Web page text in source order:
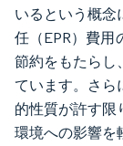
いるという概念
任（EPR）費用
節約をもたらし
ています。さら
的性質が許す限
環境への影響を